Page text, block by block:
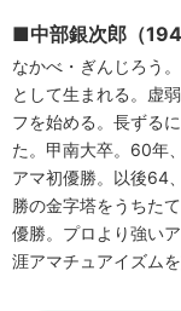
■中部銀次郎（
なかべ・ぎんじろう
として生まれる。虚
フを始める。長ずる
た。甲南大卒。60年
アマ初優勝。以後64
勝の金字塔をうちた
優勝。プロより強い
涯アマチュアイズム